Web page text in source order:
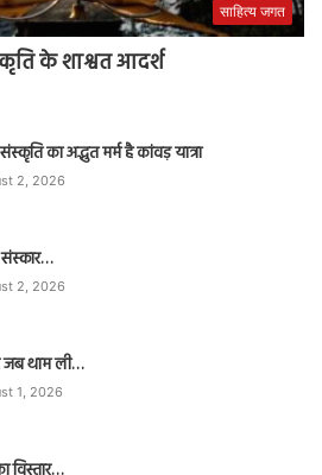
साहित्य जगत
के शाश्वत आदर्श
का अद्भुत मर्म है कांवड़ यात्रा
2, 2026
2, 2026
जब थाम ली…
1, 2026